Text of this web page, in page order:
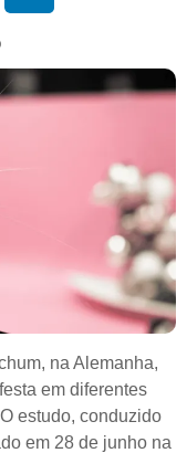
na Alemanha,
em diferentes
estudo, conduzido
em 28 de junho na